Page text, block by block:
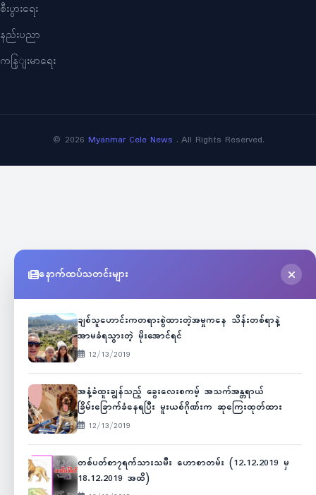
စီးပွားရေး
နည်းပညာ
ကနြျးမာရေး
© 2026 Myanmar Cele News . All Rights Reserved.
နောက်ထပ်သတင်းများ
ချစ်သူဟောင်းကတရားစွဲထားတဲ့အမှုကနေ သိန်းတစ်ရာနဲ့
အာမခံရသွားတဲ့ မိုးအောင်ရင်
12/13/2019
အနံ့ခံထူးချွန်သည့် ခွေးလေးစကမ့် အသက်အန္တရာယ်
ခြိမ်းခြောက်ခံနေရပြီး မူးယစ်ဂိုဏ်းက ဆုကြေးထုတ်ထား
12/13/2019
တစ်ပတ်စာ၇ရက်သားသမီး ဟောစာတမ်း (12.12.2019 မှ
18.12.2019 အထိ)